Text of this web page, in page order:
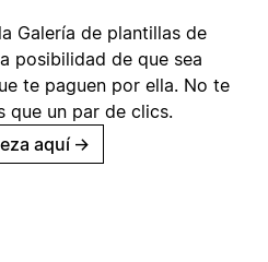
Galería de plantillas de
posibilidad de que sea
te paguen por ella. No te
que un par de clics.
aquí →